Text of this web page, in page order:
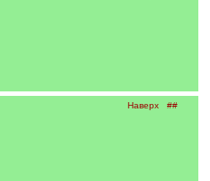
Наверх ##